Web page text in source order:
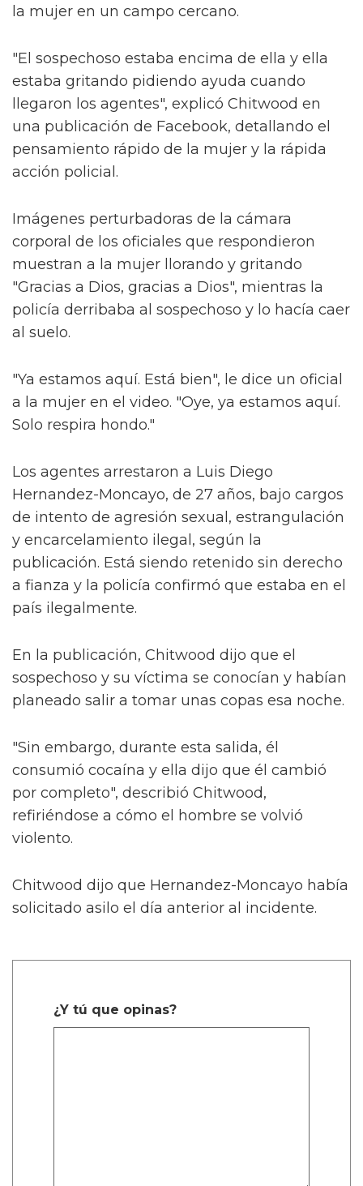
la mujer en un campo cercano.
"El sospechoso estaba encima de ella y ella
estaba gritando pidiendo ayuda cuando
llegaron los agentes", explicó Chitwood en
una publicación de Facebook, detallando el
pensamiento rápido de la mujer y la rápida
acción policial.
Imágenes perturbadoras de la cámara
corporal de los oficiales que respondieron
muestran a la mujer llorando y gritando
"Gracias a Dios, gracias a Dios", mientras la
policía derribaba al sospechoso y lo hacía caer
al suelo.
"Ya estamos aquí. Está bien", le dice un oficial
a la mujer en el video. "Oye, ya estamos aquí.
Solo respira hondo."
Los agentes arrestaron a Luis Diego
Hernandez-Moncayo, de 27 años, bajo cargos
de intento de agresión sexual, estrangulación
y encarcelamiento ilegal, según la
publicación. Está siendo retenido sin derecho
a fianza y la policía confirmó que estaba en el
país ilegalmente.
En la publicación, Chitwood dijo que el
sospechoso y su víctima se conocían y habían
planeado salir a tomar unas copas esa noche.
"Sin embargo, durante esta salida, él
consumió cocaína y ella dijo que él cambió
por completo", describió Chitwood,
refiriéndose a cómo el hombre se volvió
violento.
Chitwood dijo que Hernandez-Moncayo había
solicitado asilo el día anterior al incidente.
¿Y tú que opinas?